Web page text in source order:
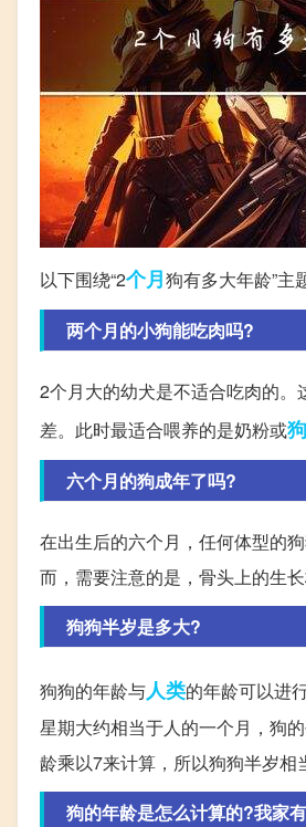
以下围绕“2个月狗有多大年龄”主
两个月的小狗能吃肉吗?
2个月大的幼犬是不适合吃肉的
差。此时最适合喂养的是奶粉或
六个月的狗成年了吗?
在出生后的六个月，任何体型的
而，需要注意的是，骨头上的生
狗狗半岁是多大?
狗狗的年龄与人类的年龄可以进
星期大约相当于人的一个月，狗
龄乘以7来计算，所以狗狗半岁相
狗的年龄是怎么计算的?我家